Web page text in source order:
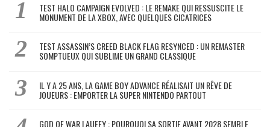
TEST HALO CAMPAIGN EVOLVED : LE REMAKE QUI RESSUSCITE LE
MONUMENT DE LA XBOX, AVEC QUELQUES CICATRICES
TEST ASSASSIN’S CREED BLACK FLAG RESYNCED : UN REMASTER
SOMPTUEUX QUI SUBLIME UN GRAND CLASSIQUE
IL Y A 25 ANS, LA GAME BOY ADVANCE RÉALISAIT UN RÊVE DE
JOUEURS : EMPORTER LA SUPER NINTENDO PARTOUT
GOD OF WAR LAUFEY : POURQUOI SA SORTIE AVANT 2028 SEMBLE